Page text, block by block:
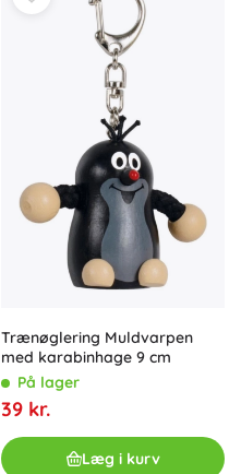
Trænøglering Muldvarpen
med karabinhage 9 cm
På lager
39 kr.
Læg i kurv